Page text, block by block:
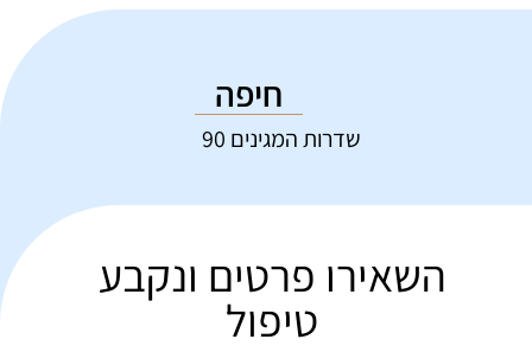
חיפה
שדרות המגינים 90
השאירו פרטים ונקבע
טיפול